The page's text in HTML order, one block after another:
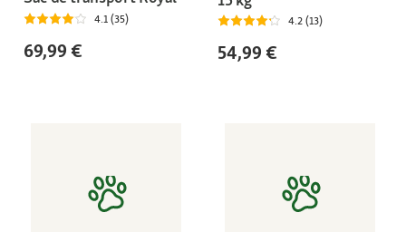
4.1 (35)
69,99 €
4.2 (13)
54,99 €